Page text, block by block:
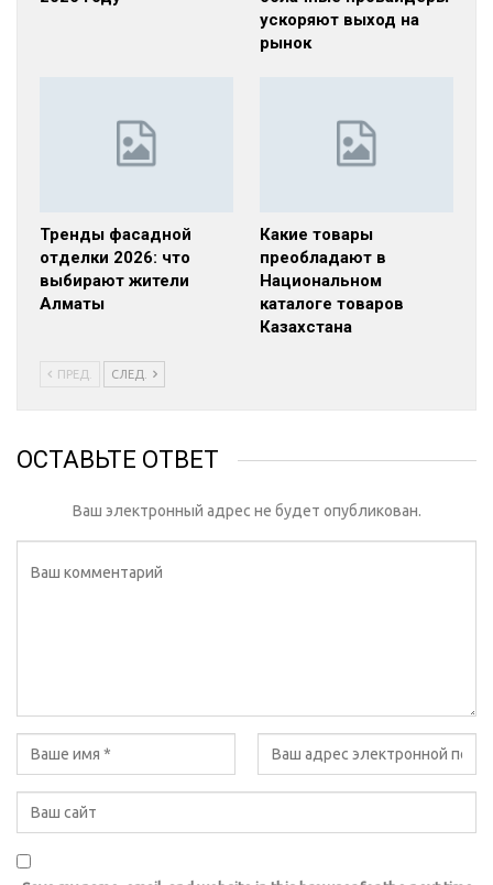
ускоряют выход на
рынок
Тренды фасадной
отделки 2026: что
выбирают жители
Алматы
Какие товары
преобладают в
Национальном
каталоге товаров
Казахстана
ПРЕД. СЛЕД.
ОСТАВЬТЕ ОТВЕТ
Ваш электронный адрес не будет опубликован.